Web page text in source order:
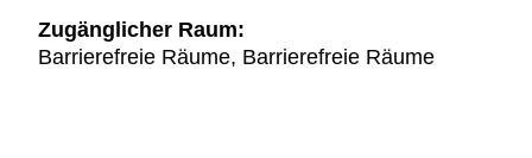
Zugänglicher Raum:
Barrierefreie Räume, Barrierefreie Räume